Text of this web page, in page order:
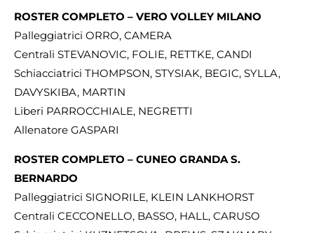
ROSTER COMPLETO – VERO VOLLEY MILANO
Palleggiatrici ORRO, CAMERA
Centrali STEVANOVIC, FOLIE, RETTKE, CANDI
Schiacciatrici THOMPSON, STYSIAK, BEGIC, SYLLA,
DAVYSKIBA, MARTIN
Liberi PARROCCHIALE, NEGRETTI
Allenatore GASPARI
ROSTER COMPLETO – CUNEO GRANDA S.
BERNARDO
Palleggiatrici SIGNORILE, KLEIN LANKHORST
Centrali CECCONELLO, BASSO, HALL, CARUSO